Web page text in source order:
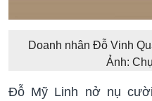
Doanh nhân Đỗ Vinh
Ảnh:
Đỗ Mỹ Linh nở nụ